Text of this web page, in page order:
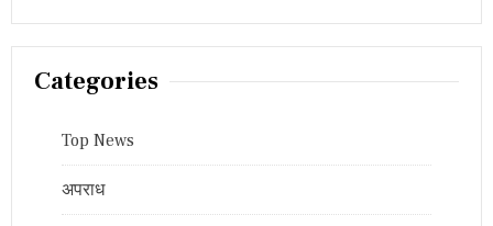
Categories
Top News
अपराध